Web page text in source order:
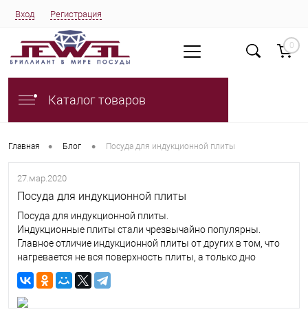
Вход Регистрация
0
Каталог товаров
Главная • Блог • Посуда для индукционной плиты
27.мар.2020
Посуда для индукционной плиты
Посуда для индукционной плиты.
Индукционные плиты стали чрезвычайно популярны.
Главное отличие индукционной плиты от других в том, что
нагревается не вся поверхность плиты, а только дно
посуды.